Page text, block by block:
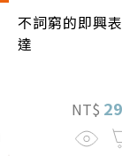
不詞窮的即興表
達
NT$